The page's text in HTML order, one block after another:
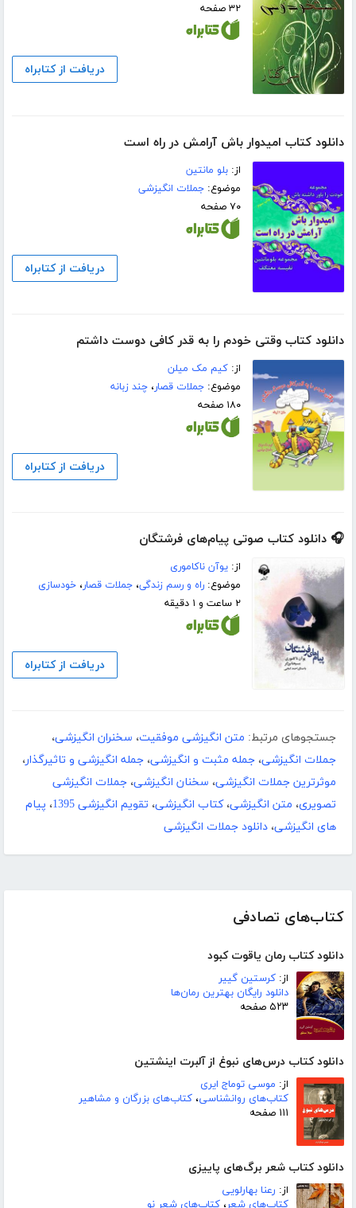
کتاب‌های تصادفی
دانلود کتاب رمان یاقوت کبود
از: کرستین گییر
دانلود رایگان بهترین رمان‌ها
۵۲۳ صفحه
دانلود کتاب درس‌های نبوغ از آلبرت اینشتین
از: موسی توماج ایری
کتاب‌های روانشناسی، کتاب‌های بزرگان و مشاهیر
۱۱۱ صفحه
دانلود کتاب شعر برگ‌های پاییزی
از: رعنا بهارلویی
کتاب‌های شعر، کتاب‌های شعر نو
۳۲ صفحه
دریافت از کتابراه
دانلود کتاب امیدوار باش آرامش در راه است
از:بلو مانتین
موضوع:جملات انگیزشی
۷۰ صفحه
دریافت از کتابراه
دانلود کتاب وقتی خودم را به قدر کافی دوست داشتم
از:کیم مک میلن
موضوع:جملات قصار،چند زبانه
۱۸۰ صفحه
دریافت از کتابراه
🎧 دانلود کتاب صوتی پیام‌های فرشتگان
از:یوآن ناکاموری
موضوع:راه و رسم زندگی،جملات قصار،خودسازی
۲ ساعت و ۱ دقیقه
دریافت از کتابراه
جستجوهای مرتبط: متن انگیزشی موفقیت، سخنران انگیزشی،
جملات انگیزشی، جمله مثبت و انگیزشی، جمله انگیزشی و تاثیرگذار،
موثرترین جملات انگیزشی، سخنان انگیزشی، جملات انگیزشی
تصویری، متن انگیزشی،کتاب انگیزشی، تقویم انگیزشی 1395 ، پیام
های انگیزشی، دانلود جملات انگیزشی